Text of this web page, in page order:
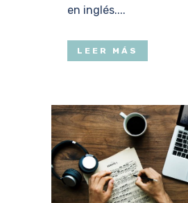
en inglés....
LEER MÁS